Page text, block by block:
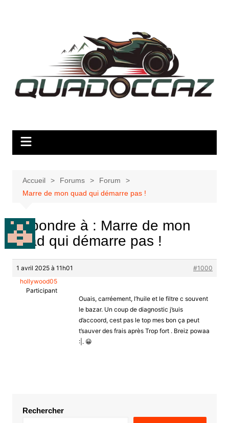
Accueil Forums
Forum
Marre de mon quad qui démarre pas !
Répondre à : Marre de mon
quad qui démarre pas !
1 avril 2025 à 11h01
#1000
hollywood05
Participant
Ouais, carréement, l’huile et le filtre c souvent
le bazar. Un coup de diagnostic j’suis
d’accoord, cest pas le top mes bon ça peut
t’sauver des frais après Trop fort . Breiz powaa
:|. 😀
Rechercher